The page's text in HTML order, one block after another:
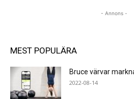
- Annons -
MEST POPULÄRA
Bruce värvar
2022-08-14